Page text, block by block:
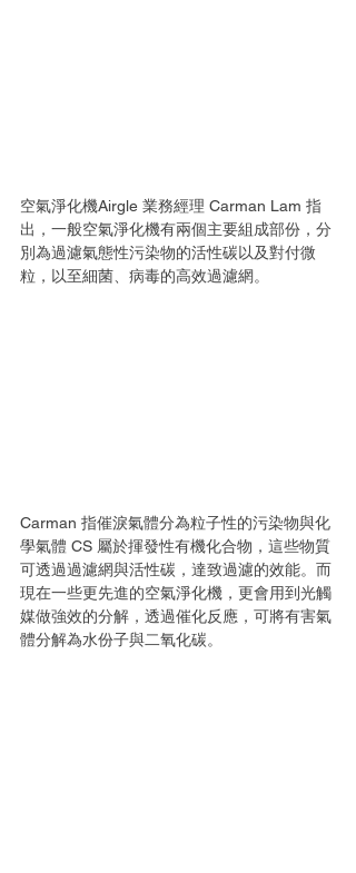
空氣淨化機Airgle 業務經理 Carman Lam 指
出，一般空氣淨化機有兩個主要組成部份，分
別為過濾氣態性污染物的活性碳以及對付微
粒，以至細菌、病毒的高效過濾網。
Carman 指催淚氣體分為粒子性的污染物與化
學氣體 CS 屬於揮發性有機化合物，這些物質
可透過過濾網與活性碳，達致過濾的效能。而
現在一些更先進的空氣淨化機，更會用到光觸
媒做強效的分解，透過催化反應，可將有害氣
體分解為水份子與二氧化碳。